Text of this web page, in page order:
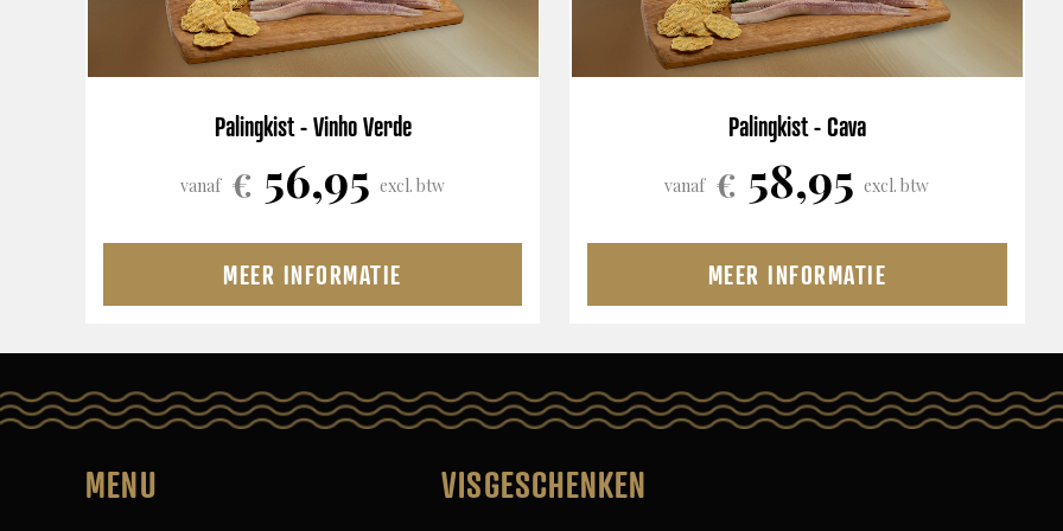
Palingkist - Vinho Verde
vanaf € 56,95excl. btw
MEER INFORMATIE
Palingkist - Cava
vanaf € 58,95excl. btw
MEER INFORMATIE
MENU VISGESCHENKEN